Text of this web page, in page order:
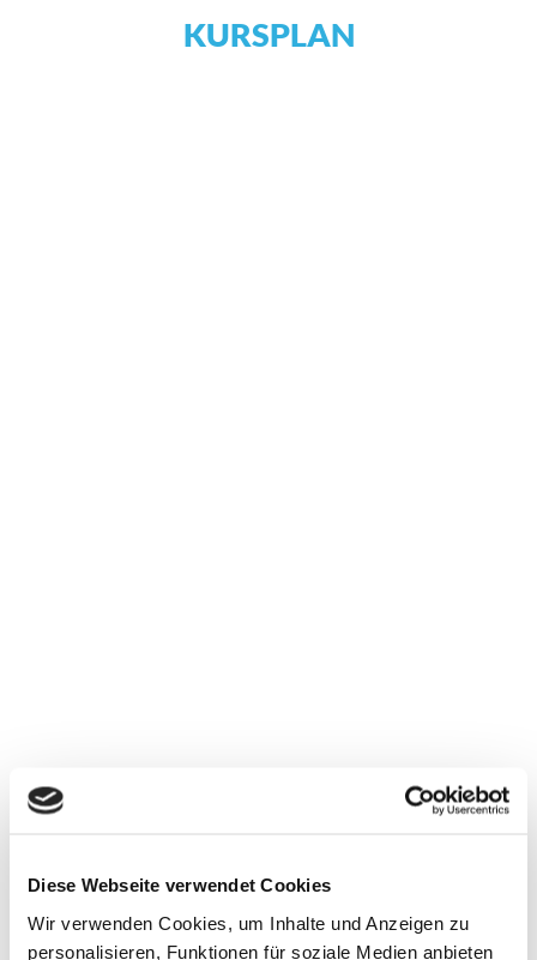
Diese Webseite verwendet Cookies
Wir verwenden Cookies, um Inhalte und Anzeigen zu
personalisieren, Funktionen für soziale Medien anbieten
KURSPLAN